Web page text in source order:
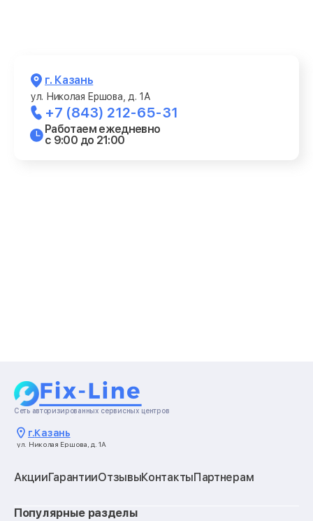
г. Казань
ул. Николая Ершова, д. 1А
+7 (843) 212-65-31
Работаем ежедневно
с 9:00 до 21:00
Сеть авторизированных сервисных центров
г.Казань
ул. Николая Ершова, д. 1А
АкцииГарантииОтзывыКонтактыПартнерам
Популярные разделы